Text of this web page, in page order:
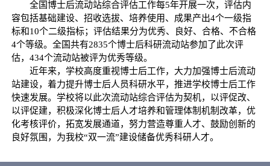
全国博士后流动站综合评估工作每5年开展一次，评估内
容包括基础建设、招收选拔、培养使用、成果产出4个一级指
标和10个二级指标；评估结果分为优秀、良好、合格、不合格
4个等级。全国共有2835个博士后科研流动站参加了此次评
估，434个流动站被评为优秀等级。
近年来，学校高度重视博士后工作，大力加强博士后流动
站建设，着力提升博士后人员科研水平，推进学校博士后工作
快速发展。学校将以此次流动站综合评估为契机，以评促改、
以评促建，积极深化博士后人才培养和管理体制机制改革，优
化考核评价，拓宽发展通道，努力营造尊重人才、鼓励创新的
良好氛围，为我校“双一流”建设储备优秀科研人才。